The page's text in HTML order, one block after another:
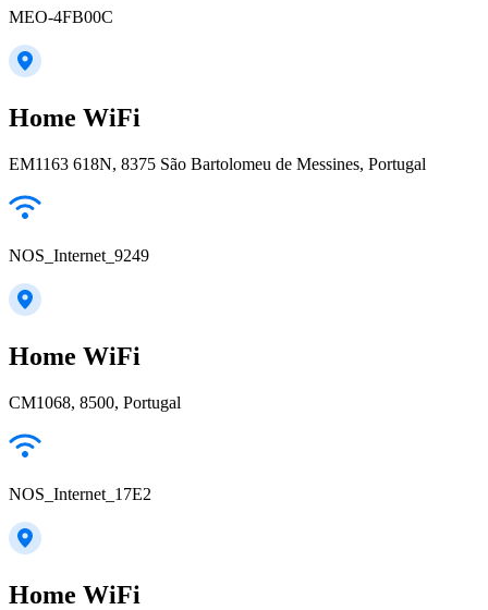
MEO-4FB00C
Home WiFi
EM1163 618N, 8375 São Bartolomeu de Messines, Portugal
NOS_Internet_9249
Home WiFi
CM1068, 8500, Portugal
NOS_Internet_17E2
Home WiFi